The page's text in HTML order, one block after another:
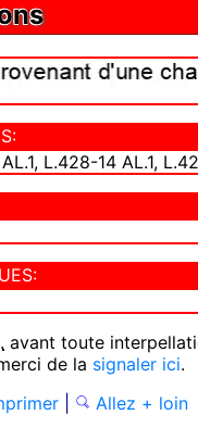
L.428-14 AL.1,
avant toute
de la signaler ici.
Allez + loin